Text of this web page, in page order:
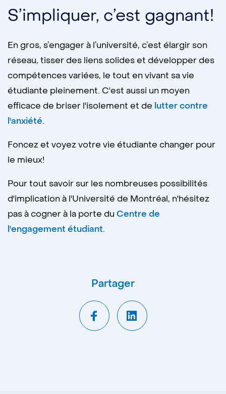
S’impliquer, c’est gagnant!
En gros, s’engager à l’université, c’est élargir son
réseau, tisser des liens solides et développer des
compétences variées, le tout en vivant sa vie
étudiante pleinement. C'est aussi un moyen
efficace de briser l'isolement et de lutter contre
l'anxiété.
Foncez et voyez votre vie étudiante changer pour
le mieux!
Pour tout savoir sur les nombreuses possibilités
d'implication à l'Université de Montréal, n'hésitez
pas à cogner à la porte du Centre de
l'engagement étudiant.
Partager